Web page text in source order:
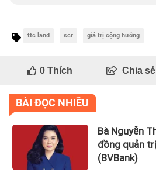
ttc land scr giá trị cộng hưởng
0Thích Chia sẻ
BÀI ĐỌC NHIỀU
Bà Nguyễn
đồng quản
(BVBank)